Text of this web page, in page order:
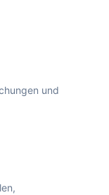
und